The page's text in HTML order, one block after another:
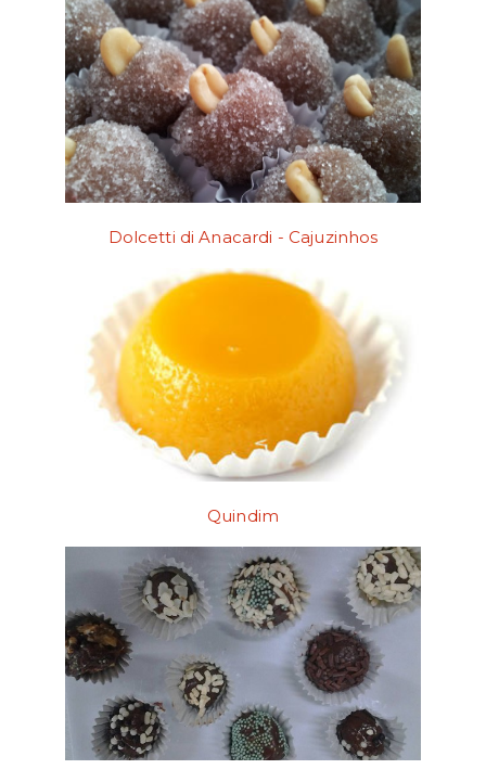
Dolcetti di Anacardi - Cajuzinhos
Quindim